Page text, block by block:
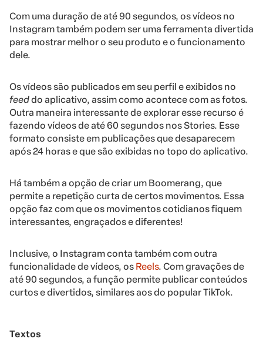
Com uma duração de até 90 segundos, os vídeos no
Instagram também podem ser uma ferramenta divertida
para mostrar melhor o seu produto e o funcionamento
dele.
Os vídeos são publicados em seu perfil e exibidos no
feeddo aplicativo, assim como acontece com as fotos.
Outra maneira interessante de explorar esse recurso é
fazendo vídeos de até 60 segundos nos Stories. Esse
formato consiste em publicações que desaparecem
após 24 horas e que são exibidas no topo do aplicativo.
Há também a opção de criar um Boomerang, que
permite a repetição curta de certos movimentos. Essa
opção faz com que os movimentos cotidianos fiquem
interessantes, engraçados e diferentes!
Inclusive, o Instagram conta também com outra
funcionalidade de vídeos, os Reels. Com gravações de
até 90 segundos, a função permite publicar conteúdos
curtos e divertidos, similares aos do popular TikTok.
Textos